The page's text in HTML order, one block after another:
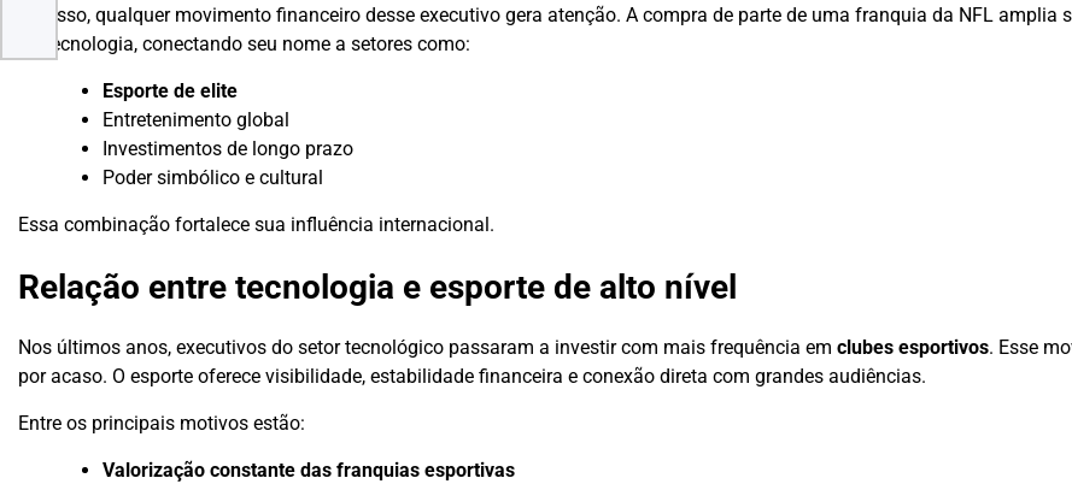
Por isso, qualquer movimento financeiro desse executivo gera atenção. A compra de parte de uma franquia da NFL amplia
da tecnologia, conectando seu nome a setores como:
Esporte de elite
Entretenimento global
Investimentos de longo prazo
Poder simbólico e cultural
Essa combinação fortalece sua influência internacional.
Relação entre tecnologia e esporte de alto nível
Nos últimos anos, executivos do setor tecnológico passaram a investir com mais frequência em clubes esportivos. Esse
por acaso. O esporte oferece visibilidade, estabilidade financeira e conexão direta com grandes audiências.
Entre os principais motivos estão:
Valorização constante das franquias esportivas